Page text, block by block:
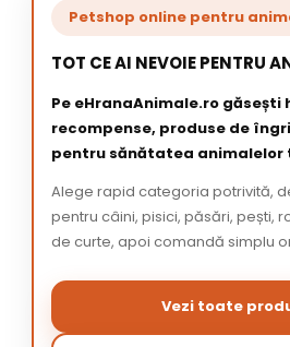
Petshop online pentru
TOT CE AI NEVOIE PENTRU
Pe eHranaAnimale.ro găsești
recompense, produse de
pentru sănătatea animalelor
Alege rapid categoria potrivită,
pentru câini, pisici, păsări, pești,
de curte, apoi comandă simplu
Vezi toate